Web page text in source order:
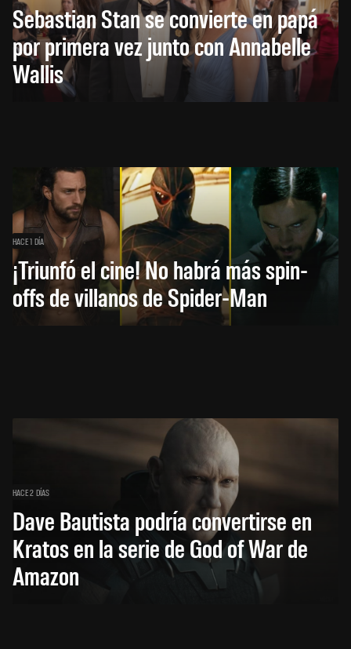
Sebastian Stan se convierte en papá
por primera vez junto con Annabelle
Wallis
HACE 1 DÍA
¡Triunfó el cine! No habrá más spin-
offs de villanos de Spider-Man
HACE 2 DÍAS
Dave Bautista podría convertirse en
Kratos en la serie de God of War de
Amazon